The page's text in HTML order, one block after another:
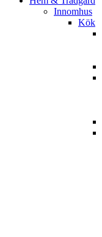
Innomhus
Kök